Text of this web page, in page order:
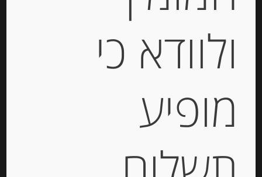
תערובת זיתים יוונים במי מלח ILIADA
ולוודא כי
מופיע